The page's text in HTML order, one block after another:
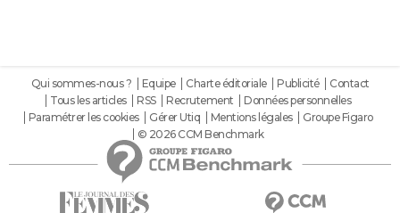
Qui sommes-nous ? Equipe Charte éditoriale Publicité
Contact
Tous les articles
RSS Recrutement
Données personnelles
Paramétrer les cookies
Gérer Utiq Mentions légales
Groupe Figaro
© 2026 CCM Benchmark